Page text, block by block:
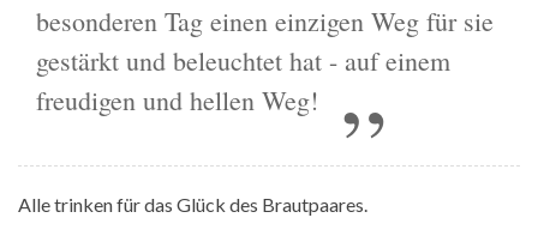
besonderen Tag einen einzigen Weg für sie
gestärkt und beleuchtet hat - auf einem
freudigen und hellen Weg!
Alle trinken für das Glück des Brautpaares.